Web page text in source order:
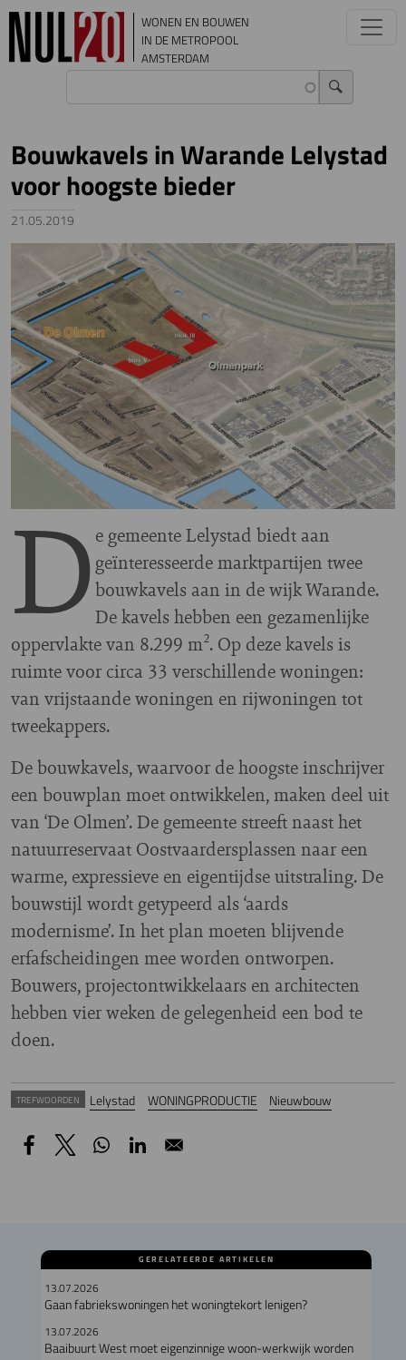
Overslaan en naar de inhoud gaan
WONEN EN BOUWEN
IN DE METROPOOL
AMSTERDAM
Bouwkavels in Warande Lelystad
voor hoogste bieder
21.05.2019
D e gemeente Lelystad biedt aan
geïnteresseerde marktpartijen twee
bouwkavels aan in de wijk Warande.
De kavels hebben een gezamenlijke
oppervlakte van 8.299 m². Op deze kavels is
ruimte voor circa 33 verschillende woningen:
van vrijstaande woningen en rijwoningen tot
tweekappers.
De bouwkavels, waarvoor de hoogste inschrijver
een bouwplan moet ontwikkelen, maken deel uit
van ‘De Olmen’. De gemeente streeft naast het
natuurreservaat Oostvaardersplassen naar een
warme, expressieve en eigentijdse uitstraling. De
bouwstijl wordt getypeerd als ‘aards
modernisme’. In het plan moeten blijvende
erfafscheidingen mee worden ontworpen.
Bouwers, projectontwikkelaars en architecten
hebben vier weken de gelegenheid een bod te
doen.
TREFWOORDEN Lelystad WONINGPRODUCTIE Nieuwbouw
GERELATEERDE ARTIKELEN
13.07.2026
Gaan fabriekswoningen het woningtekort lenigen?
13.07.2026
Baaibuurt West moet eigenzinnige woon-werkwijk worden